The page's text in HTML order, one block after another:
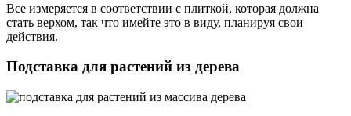
Все измеряется в соответствии с плиткой, которая должна
стать верхом, так что имейте это в виду, планируя свои
действия.
Подставка для растений из дерева